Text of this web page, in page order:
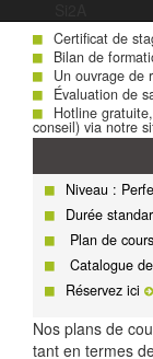
Certificat de
Bilan de
Un ouvrage de
Évaluation de
Hotline
conseil) via notre
Niveau :
Durée
Plan de
Catalogue
Réservez ici
Nos plans de
tant en termes